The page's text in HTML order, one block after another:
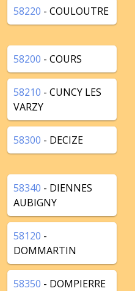
58220 - COULOUTRE
58200 - COURS
58210 - CUNCY LES
VARZY
58300 - DECIZE
58340 - DIENNES
AUBIGNY
58120 -
DOMMARTIN
58350 - DOMPIERRE